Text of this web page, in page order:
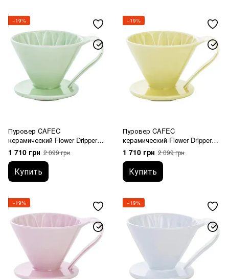
−19%
Пуровер CAFEC
керамический Flower Dripper
Cup4 Green
1 710 грн 2 099 грн
Купить
−19%
Пуровер CAFEC
керамический Flower Dripper
Cup4 Yellow
1 710 грн 2 099 грн
Купить
−19% −19%